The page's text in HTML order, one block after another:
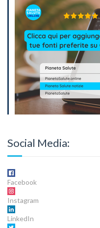
Social Media:
Facebook
Instagram
LinkedIn